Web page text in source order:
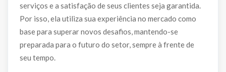
serviços e a satisfação de seus clientes seja garantida.
Por isso, ela utiliza sua experiência no mercado como
base para superar novos desafios, mantendo-se
preparada para o futuro do setor, sempre à frente de
seu tempo.